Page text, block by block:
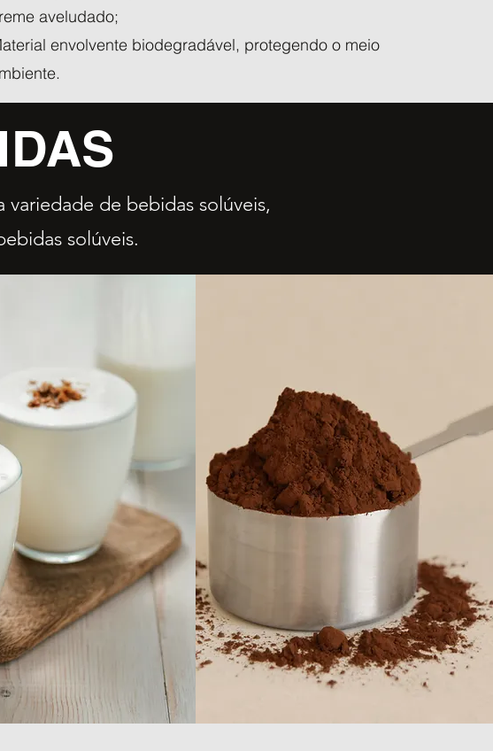
aveludado;
envolvente biodegradável, protegendo o meio
de bebidas solúveis,
solúveis.